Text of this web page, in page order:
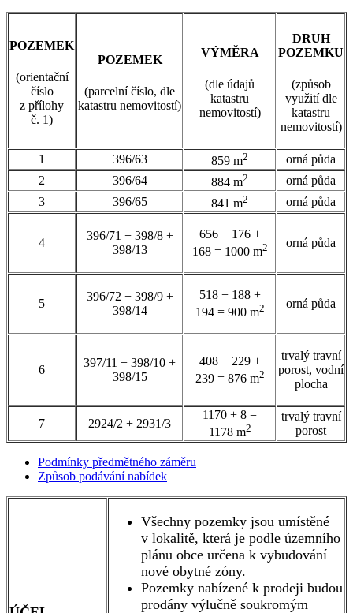
POZEMEK
(orientační
číslo
z přílohy
č. 1)
POZEMEK
(parcelní číslo, dle
katastru nemovitostí)
VÝMĚRA
(dle údajů
katastru
nemovitostí)
DRUH
POZEMKU
(způsob
využití dle
katastru
nemovitostí)
1 396/63 859 m2
orná půda
2
396/64 884 m2
orná půda
3
396/65 841 m2 orná půda
4
396/71 + 398/8 +
398/13
656 + 176 +
168 = 1000 m2 orná půda
5
396/72 + 398/9 +
398/14
518 + 188 +
194 = 900 m2 orná půda
6
397/11 + 398/10 +
398/15
408 + 229 +
239 = 876 m2
trvalý travní
porost, vodní
plocha
7 2924/2 + 2931/3
1170 + 8 =
1178 m2
trvalý travní
porost
Podmínky předmětného záměru
Způsob podávání nabídek
Všechny pozemky jsou umístěné
v lokalitě, která je podle územního
plánu obce určena k vybudování
nové obytné zóny.
Pozemky nabízené k prodeji budou
prodány výlučně soukromým